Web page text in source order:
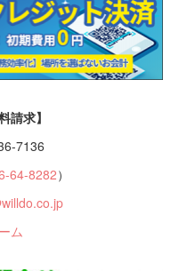
請求】
7136
64-8282）
ム